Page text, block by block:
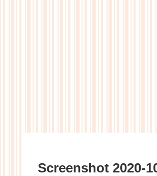
Screenshot 2020-